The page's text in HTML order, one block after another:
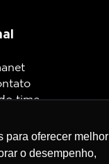
para oferecer melhor
o desempenho,
para oferecer melhor
o desempenho,
time